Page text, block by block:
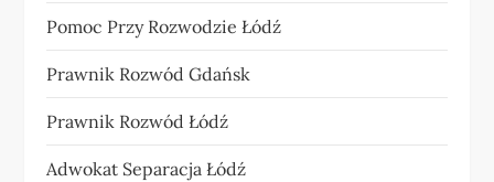
Pomoc Przy Rozwodzie Łódź
Prawnik Rozwód Gdańsk
Prawnik Rozwód Łódź
Adwokat Separacja Łódź